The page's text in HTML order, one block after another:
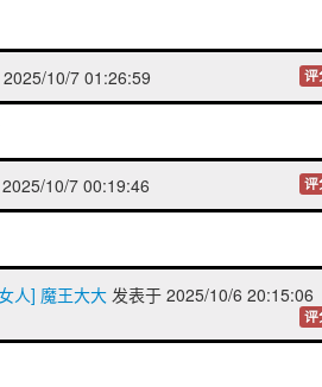
2025/10/7 01:26:59 评
10/7 00:19:46 评
人] 魔王大大 发表于 2025/10/6
评